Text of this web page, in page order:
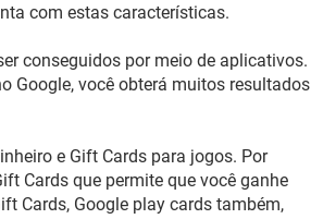
com estas características.
conseguidos por meio de aplicativos.
Google, você obterá muitos resultados
e Gift Cards para jogos. Por
Cards que permite que você ganhe
Cards, Google play cards também,